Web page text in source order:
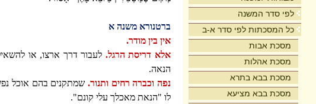
לפי סדר המשנה
כל המסכתות לפי סדר א-ב
מסכת אבות
מסכת אהלות
מסכת בבא בתרא
מסכת בבא מציעא
ברטנורא משנה א
אין בין מודר.
אלא דריסת הרגל. לעבור דרך ארצו, או
הנאה.
נפה וכברה רחים ותנור. שמתקנים בהם אוכל
לו "הנאת מאכלך עלי קונם".